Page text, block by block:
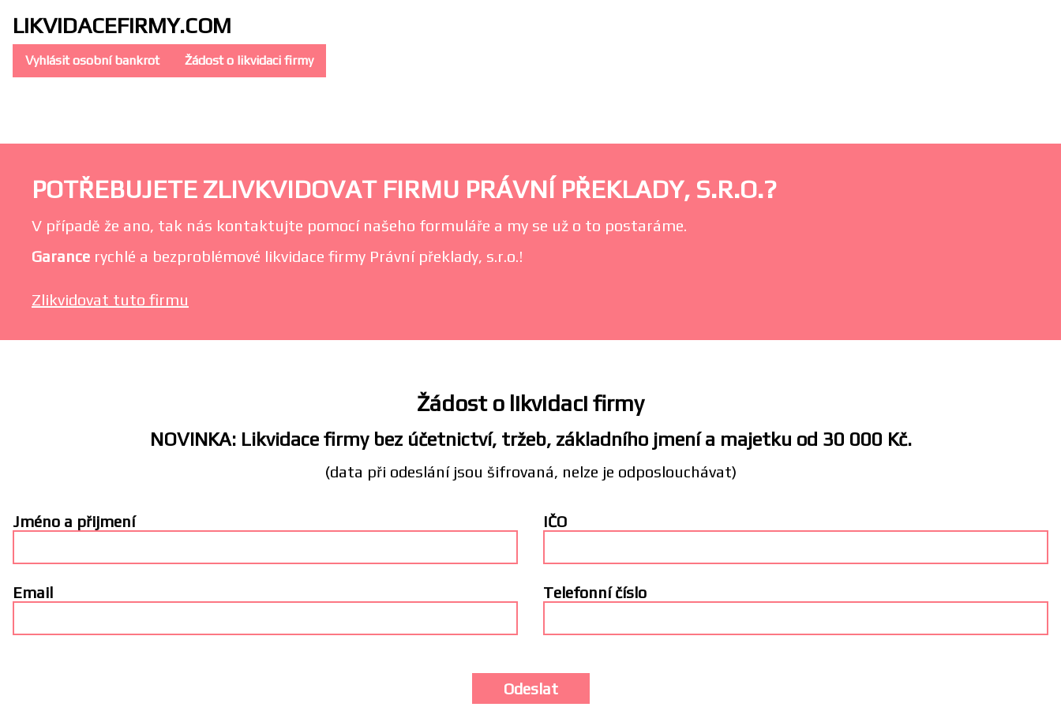
LIKVIDACEFIRMY.COM
Vyhlásit osobní bankrot Žádost o likvidaci firmy
POTŘEBUJETE ZLIVKVIDOVAT FIRMU PRÁVNÍ PŘEKLADY, S.R.O.?
V případě že ano, tak nás kontaktujte pomocí našeho formuláře a my se už o to postaráme.
Garance rychlé a bezproblémové likvidace firmy Právní překlady, s.r.o.!
Zlikvidovat tuto firmu
Žádost o likvidaci firmy
NOVINKA: Likvidace firmy bez účetnictví, tržeb, základního jmení a majetku od 30 000 Kč.
(data při odeslání jsou šifrovaná, nelze je odposlouchávat)
Jméno a přijmení IČO
Email Telefonní číslo
Odeslat